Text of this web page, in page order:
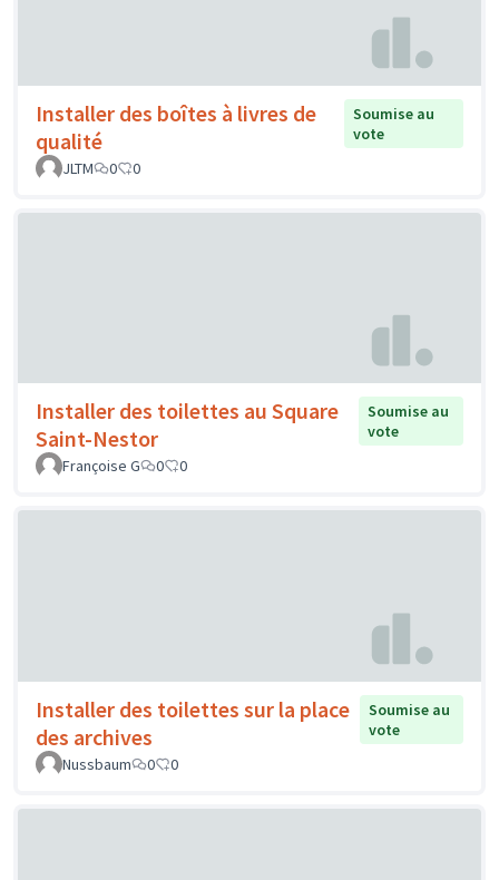
Installer des boîtes à livres de
qualité
Soumise au
vote
JLTM
0 0
Installer des toilettes au Square
Saint-Nestor
Soumise au
vote
Françoise G
0 0
Installer des toilettes sur la place
des archives
Soumise au
vote
Nussbaum
0 0